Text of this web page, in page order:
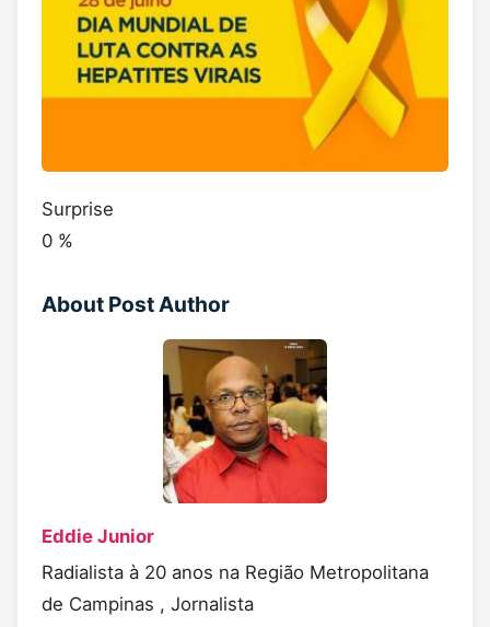
Surprise
0 %
About Post Author
Eddie Junior
Radialista à 20 anos na Região Metropolitana
de Campinas , Jornalista